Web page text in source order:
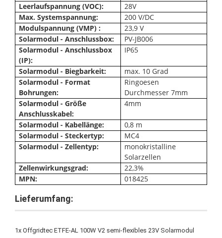
Leerlaufspannung (VOC):
28V
Max. Systemspannung:
200 V/DC
Modulspannung (VMP) :
23,9 V
Solarmodul - Anschlussbox:
PV-JB006
Solarmodul - Anschlussbox
(IP):
IP65
Solarmodul - Biegbarkeit:
max. 10 Grad
Solarmodul - Format
Bohrungen:
Ringoesen
Durchmesser 7mm
Solarmodul - Größe
Anschlusskabel:
4mm
Solarmodul - Kabellänge:
0,8 m
Solarmodul - Steckertyp:
MC4
Solarmodul - Zellentyp:
monokristalline
Solarzellen
Zellenwirkungsgrad:
22,3%
MPN:
018425
Lieferumfang:
1x Offgridtec ETFE-AL 100W V2 semi-flexibles 23V Solarmodul